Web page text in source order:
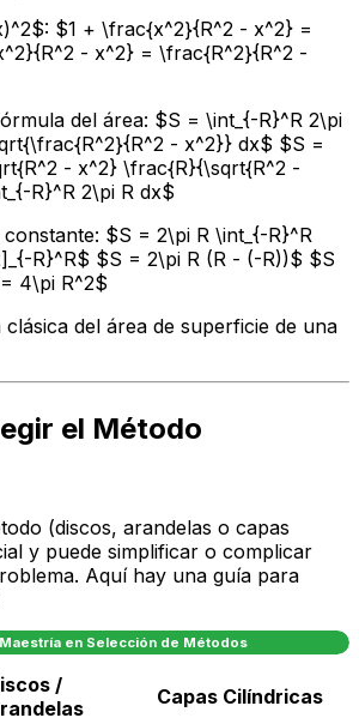
$1 + \frac{x^2}{R^2 - x^2} =
- x^2} = \frac{R^2}{R^2 -
del área: $S = \int_{-R}^R 2\pi
- x^2}} dx$ $S =
- x^2} \frac{R}{\sqrt{R^2 -
R}^R 2\pi R dx$
$S = 2\pi R \int_{-R}^R
R}^R$ $S = 2\pi R (R - (-R))$ $S
4\pi R^2$
clásica del área de superficie de una
el Método
(discos, arandelas o capas
y puede simplificar o complicar
Aquí hay una guía para
en Selección de Métodos
/
Capas Cilíndricas